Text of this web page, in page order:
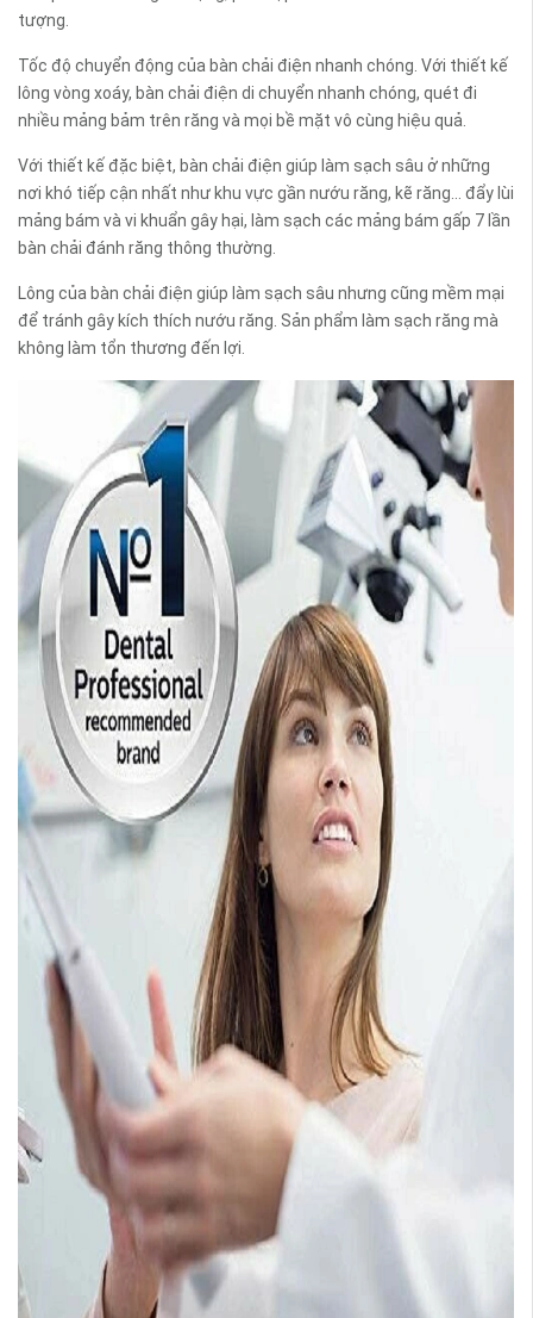
tượng.
Tốc độ chuyển động của bàn chải điện nhanh chóng. Với thiết kế
lông vòng xoáy, bàn chải điện di chuyển nhanh chóng, quét đi
nhiều mảng bảm trên răng và mọi bề mặt vô cùng hiệu quả.
Với thiết kế đặc biệt, bàn chải điện giúp làm sạch sâu ở những
nơi khó tiếp cận nhất như khu vực gần nướu răng, kẽ răng… đẩy lùi
mảng bám và vi khuẩn gây hại, làm sạch các mảng bám gấp 7 lần
bàn chải đánh răng thông thường.
Lông của bàn chải điện giúp làm sạch sâu nhưng cũng mềm mại
để tránh gây kích thích nướu răng. Sản phẩm làm sạch răng mà
không làm tổn thương đến lợi.